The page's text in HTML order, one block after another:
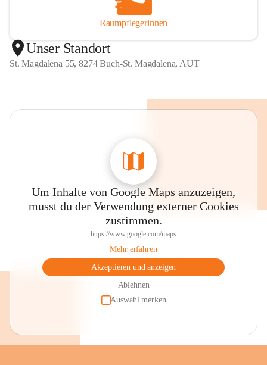
Raumpflegerinnen
Unser Standort
St. Magdalena 55, 8274 Buch-St. Magdalena, AUT
Um Inhalte von Google Maps anzuzeigen,
musst du der Verwendung externer Cookies
zustimmen.
https://www.google.com/maps
Mehr erfahren
Akzeptieren und anzeigen
Ablehnen
Auswahl merken